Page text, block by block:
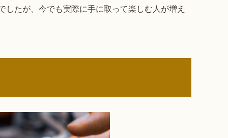
たが、今でも実際に手に取って楽しむ人が増え